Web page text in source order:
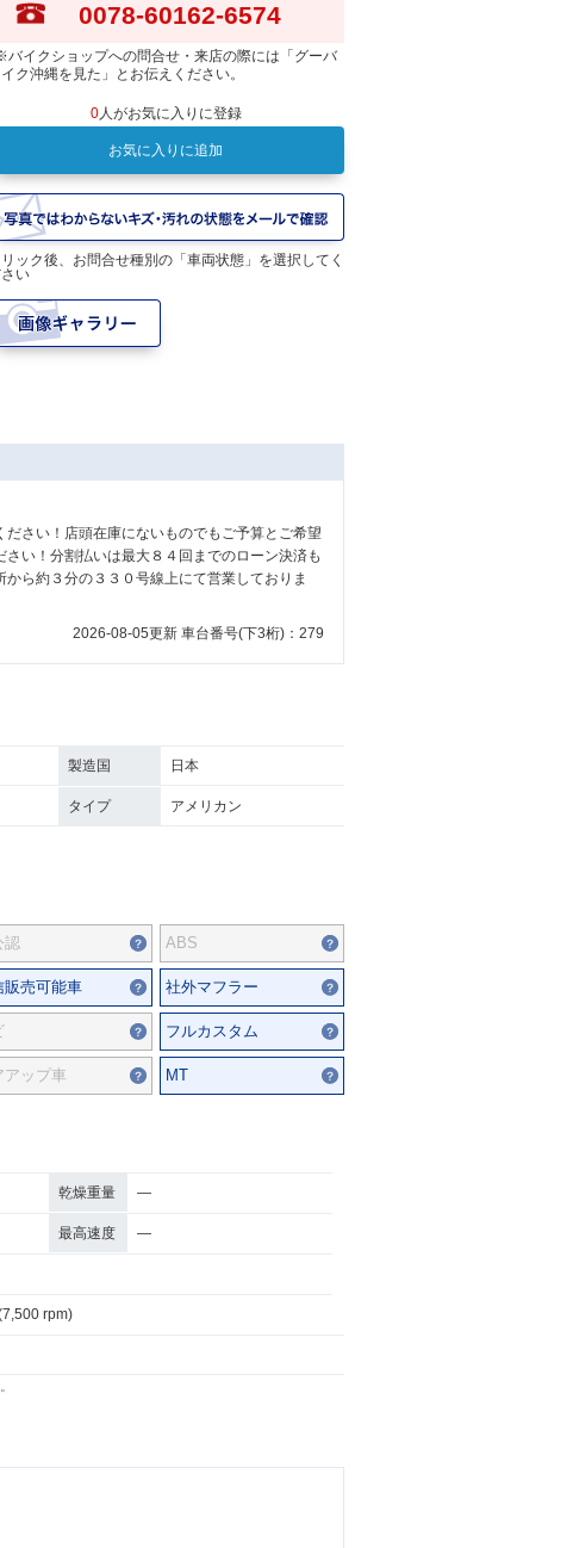
0078-60162-6574
バイクショップへの問合せ・来店の際には「グーバ
イク沖縄を見た」とお伝えください。
0人がお気に入りに登録
お気に入りに追加
ック後、お問合せ種別の「車両状態」を選択してく
い
さい！店頭在庫にないものでもご予算とご希望
い！分割払いは最大８４回までのローン決済も
ら約３分の３３０号線上にて営業しておりま
2026-08-05更新 車台番号(下3桁)：279
製造国 日本
タイプ アメリカン
認 ABS
販売可能車 社外マフラー
フルカスタム
アップ車 MT
乾燥重量 ―
最高速度 ―
rpm)